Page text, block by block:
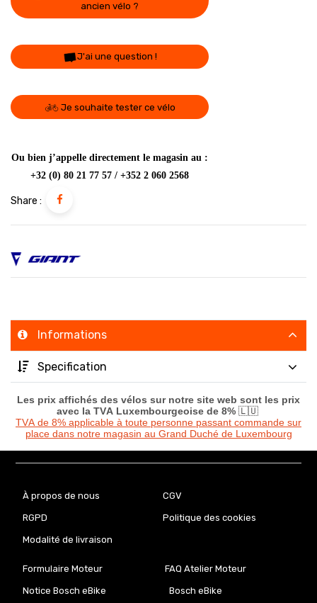
ancien vélo ?
J'ai une question !
Je souhaite tester ce vélo
Ou bien j’appelle directement le magasin au :
+32 (0) 80 21 77 57 / +352 2 060 2568
Share :
Informations
Specification
Les prix affichés des vélos sur notre site web sont les prix
avec la TVA Luxembourgeoise de 8% 🇱🇺
TVA de 8% applicable à toute personne passant commande sur
place dans notre magasin au Grand Duché de Luxembourg
À propos de nous CGV
RGPD Politique des cookies
Modalité de livraison
Formulaire Moteur FAQ Atelier Moteur
Notice Bosch eBike Bosch eBike